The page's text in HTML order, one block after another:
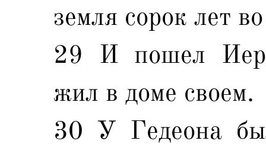
земля сорок лет
29 И пошел
жил в доме своем.
30 У Гедеона